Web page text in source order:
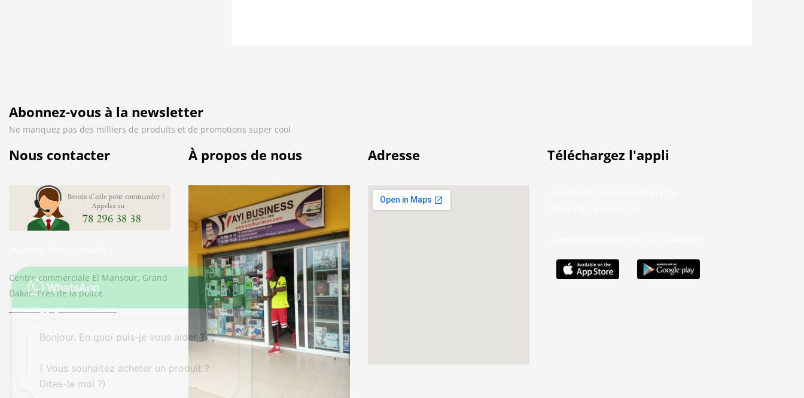
Abonnez-vous à la newsletter
Ne manquez pas des milliers de produits et de promotions super cool
Nous contacter
Centre commerciale El Mansour, Grand
Dakar, Prés de la police
contact@yayibusiness.com
À propos de nous Adresse Téléchargez l'appli
Bonjour. En quoi puis-je vous aider ?
( Vous souhaitez acheter un produit ?
Dites-le moi ?)